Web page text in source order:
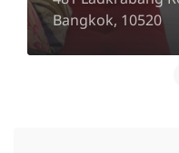
Bangkok, 10520